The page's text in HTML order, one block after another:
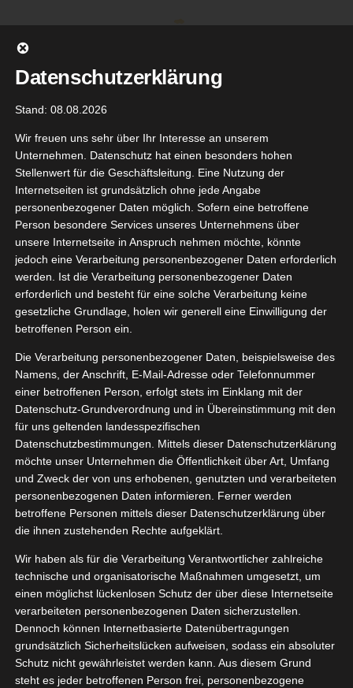
springen
Gehe zu ...
03, 2024
Haut
VIP Pflege
Wellness
Kneipp Mandelblüten Reihe
März 9, 2024 | Bad ,Gesundheit,Haut,Kneipp VIP,Pflege,
Produktvorstellungen, Vegan ,Wellness
30
11, 2023
neuen
von
VIP Pflege
Datenschutzerklärung
Stand: 08.08.2026
Wir freuen uns sehr über Ihr Interesse an unserem
Unternehmen. Datenschutz hat einen besonders hohen
Stellenwert für die Geschäftsleitung. Eine Nutzung der
Internetseiten ist grundsätzlich ohne jede Angabe
personenbezogener Daten möglich. Sofern eine betroffene
Person besondere Services unseres Unternehmens über
unsere Internetseite in Anspruch nehmen möchte, könnte
jedoch eine Verarbeitung personenbezogener Daten erforderlich
werden. Ist die Verarbeitung personenbezogener Daten
erforderlich und besteht für eine solche Verarbeitung keine
gesetzliche Grundlage, holen wir generell eine Einwilligung der
betroffenen Person ein.
Die Verarbeitung personenbezogener Daten, beispielsweise des
Namens, der Anschrift, E-Mail-Adresse oder Telefonnummer
einer betroffenen Person, erfolgt stets im Einklang mit der
Datenschutz-Grundverordnung und in Übereinstimmung mit den
für uns geltenden landesspezifischen
Datenschutzbestimmungen. Mittels dieser Datenschutzerklärung
möchte unser Unternehmen die Öffentlichkeit über Art, Umfang
und Zweck der von uns erhobenen, genutzten und verarbeiteten
personenbezogenen Daten informieren. Ferner werden
betroffene Personen mittels dieser Datenschutzerklärung über
die ihnen zustehenden Rechte aufgeklärt.
Wir haben als für die Verarbeitung Verantwortlicher zahlreiche
technische und organisatorische Maßnahmen umgesetzt, um
einen möglichst lückenlosen Schutz der über diese Internetseite
verarbeiteten personenbezogenen Daten sicherzustellen.
Dennoch können Internetbasierte Datenübertragungen
grundsätzlich Sicherheitslücken aufweisen, sodass ein absoluter
Schutz nicht gewährleistet werden kann. Aus diesem Grund
steht es jeder betroffenen Person frei, personenbezogene